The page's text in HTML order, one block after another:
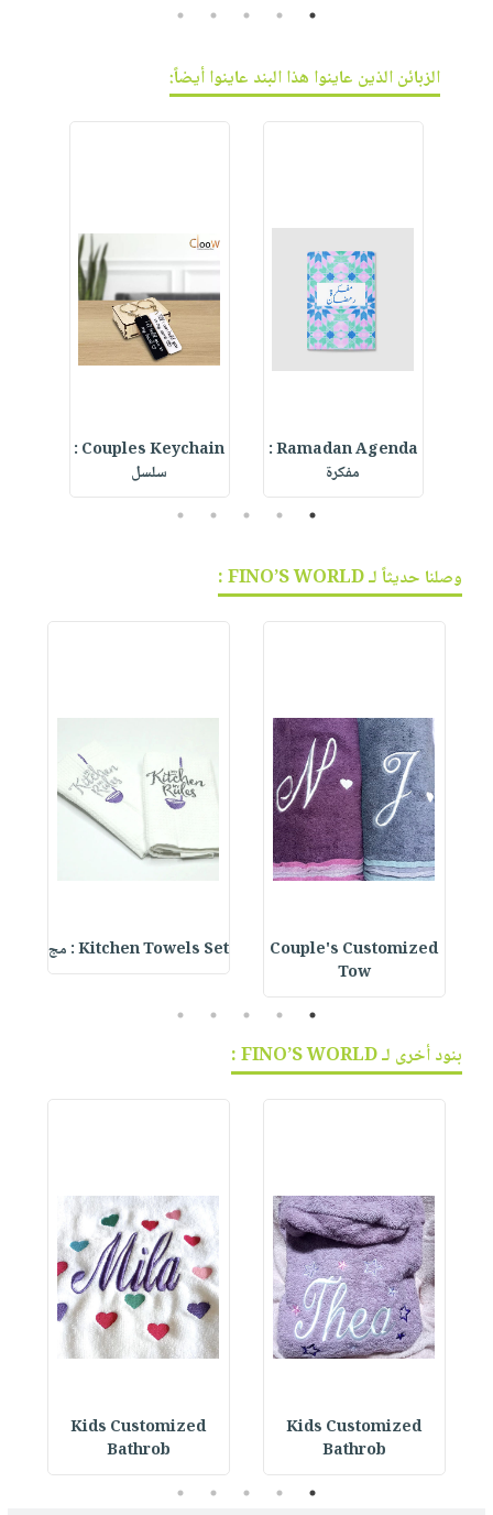
1
2
3
4
5
الزبائن الذين عاينوا هذا البند عاينوا أيضاً:
Ramadan Agenda :
مفكرة
Couples Keychain :
سلسل
1
2
3
4
5
وصلنا حديثاً لـ FINO’S WORLD :
Couple's Customized
Tow
Kitchen Towels Set : مج
1
2
3
4
5
بنود أخرى لـ FINO’S WORLD :
Kids Customized
Bathrob
Kids Customized
Bathrob
1
2
3
4
5